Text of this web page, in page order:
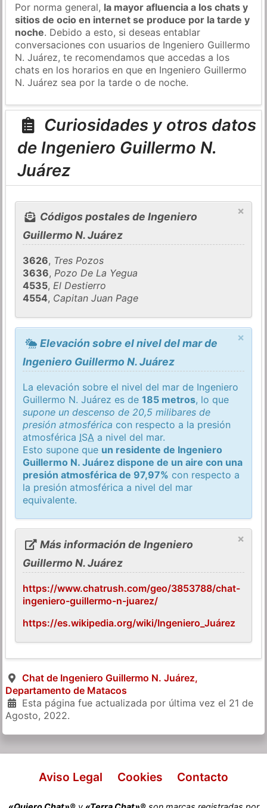
Por norma general, la mayor afluencia a los chats y
sitios de ocio en internet se produce por la tarde y
noche. Debido a esto, si deseas entablar
conversaciones con usuarios de Ingeniero Guillermo
N. Juárez, te recomendamos que accedas a los
chats en los horarios en que en Ingeniero Guillermo
N. Juárez sea por la tarde o de noche.
Curiosidades y otros datos
de Ingeniero Guillermo N.
Juárez
×
Códigos postales de Ingeniero
Guillermo N. Juárez
3626, Tres Pozos
3636,Pozo De La Yegua
4535,El Destierro
4554, Capitan Juan Page
×
Elevación sobre el nivel del mar de
Ingeniero Guillermo N. Juárez
La elevación sobre el nivel del mar de Ingeniero
Guillermo N. Juárez es de185 metros, lo que
supone un descenso de 20,5 milibares de
presión atmosférica con respecto a la presión
atmosférica ISA a nivel del mar.
Esto supone que un residente de Ingeniero
Guillermo N. Juárez dispone de un aire con una
presión atmosférica de 97,97% con respecto a
la presión atmosférica a nivel del mar
equivalente.
×
Más información de Ingeniero
Guillermo N. Juárez
https://www.chatrush.com/geo/3853788/chat-
ingeniero-guillermo-n-juarez/
https://es.wikipedia.org/wiki/Ingeniero_Juárez
Chat de Ingeniero Guillermo N. Juárez,
Departamento de Matacos
Esta página fue actualizada por última vez el 21 de
Agosto, 2022.
Aviso Legal Cookies Contacto